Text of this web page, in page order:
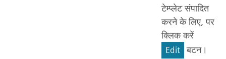
टेम्प्लेट संपादित
करने के लिए, पर
क्लिक करें
Edit बटन।